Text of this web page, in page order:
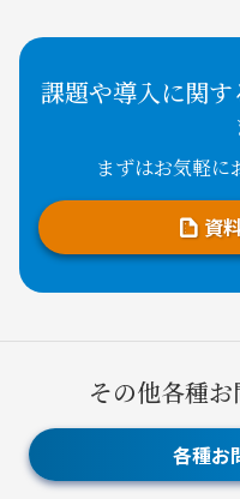
課題や導入に関
まずはお気軽に
資
その他各種
各種お